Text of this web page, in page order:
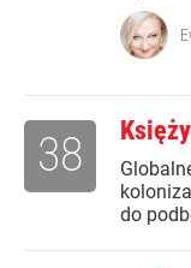
do
38